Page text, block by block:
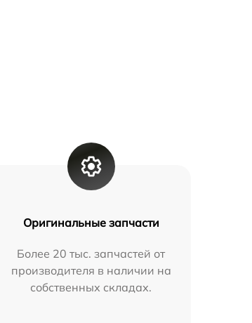
Оригинальные запчасти
Более 20 тыс. запчастей от
производителя в наличии на
собственных складах.